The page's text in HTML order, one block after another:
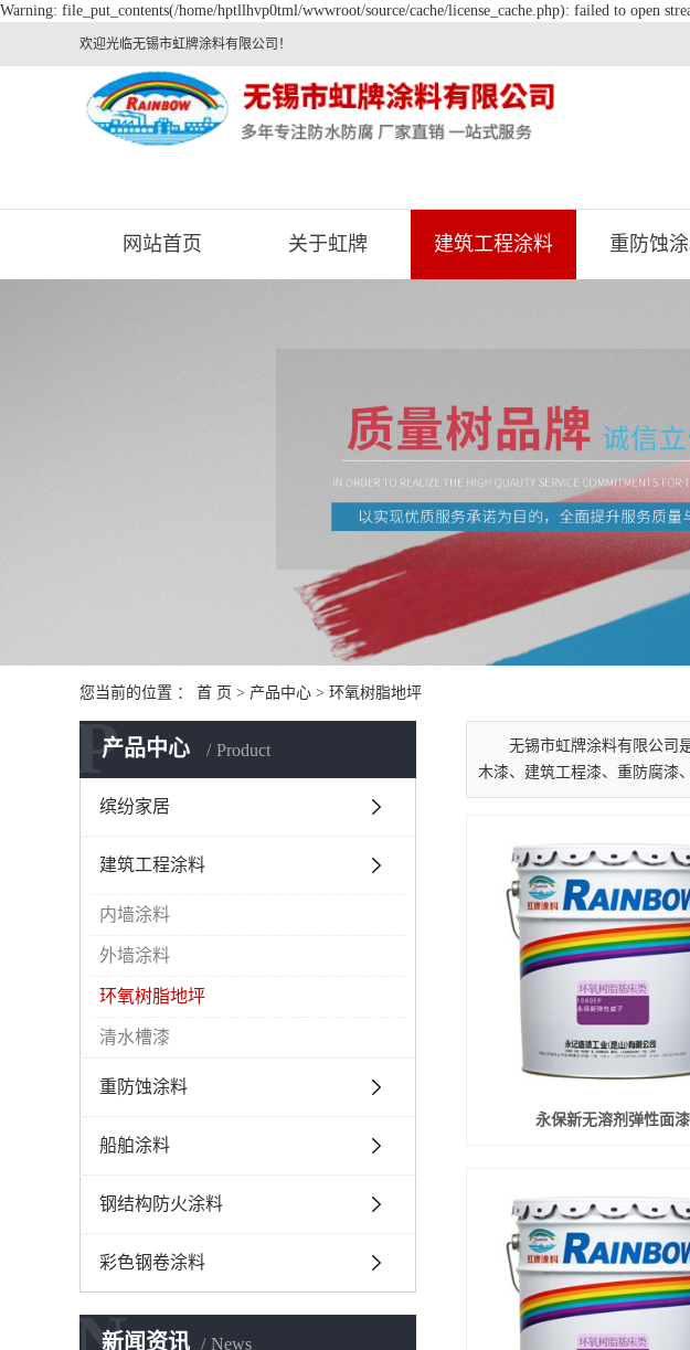
Warning: file_put_contents(/home/hptllhvp0tml/wwwroot/source/cache/license_cache.php): failed to open
欢迎光临无锡市虹牌涂料有限公司！
网站首页 关于虹牌 建筑工程涂料 重防蚀
您当前的位置 ： 首 页 > 产品中心 > 环氧树脂地坪
产品中心 Product
P
缤纷家居
建筑工程涂料
内墙涂料
外墙涂料
环氧树脂地坪
清水槽漆
重防蚀涂料
船舶涂料
钢结构防火涂料
彩色钢卷涂料
新闻资讯 News
无锡市虹牌涂料有限公司
木漆、建筑工程漆、重防腐漆
永保新无溶剂弹性面漆